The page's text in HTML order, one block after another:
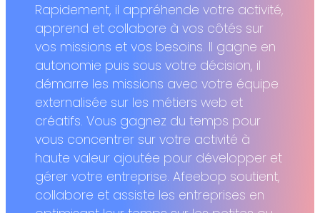
Rapidement, il appréhende votre activité,
apprend et collabore à vos côtés sur
vos missions et vos besoins. Il gagne en
autonomie puis sous votre décision, il
démarre les missions avec votre équipe
externalisée sur les métiers web et
créatifs. Vous gagnez du temps pour
vous concentrer sur votre activité à
haute valeur ajoutée pour développer et
gérer votre entreprise. Afeebop soutient,
collabore et assiste les entreprises en